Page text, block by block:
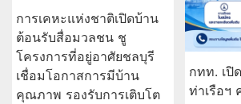
การเคหะแห่งชาติเปิดบ้าน
ต้อนรับสื่อมวลชน ชู
โครงการที่อยู่อาศัยชลบุรี
เชื่อมโอกาสการมีบ้าน
คุณภาพ รองรับการเติบโต
กทท. เปิ
ท่าเรือฯ